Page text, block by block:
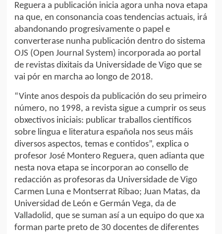
Reguera a publicación inicia agora unha nova etapa
na que, en consonancia coas tendencias actuais, irá
abandonando progresivamente o papel e
converterase nunha publicación dentro do sistema
OJS (Open Journal System) incorporada ao portal
de revistas dixitais da Universidade de Vigo que se
vai pór en marcha ao longo de 2018.
“Vinte anos despois da publicación do seu primeiro
número, no 1998, a revista sigue a cumprir os seus
obxectivos iniciais: publicar traballos científicos
sobre lingua e literatura española nos seus máis
diversos aspectos, temas e contidos”, explica o
profesor José Montero Reguera, quen adianta que
nesta nova etapa se incorporan ao consello de
redacción as profesoras da Universidade de Vigo
Carmen Luna e Montserrat Ribao; Juan Matas, da
Universidad de León e Germán Vega, da de
Valladolid, que se suman así a un equipo do que xa
forman parte preto de 30 docentes de diferentes